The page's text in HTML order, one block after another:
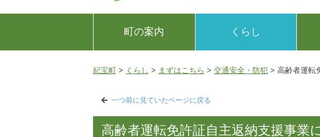
町の案内 くらし
紀宝町 > くらし > まずはこちら > 交通安全・防犯 > 高齢者運転
一つ前に見ていたページに戻る
高齢者運転免許証自主返納支援事業